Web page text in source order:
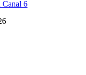
Canal 6